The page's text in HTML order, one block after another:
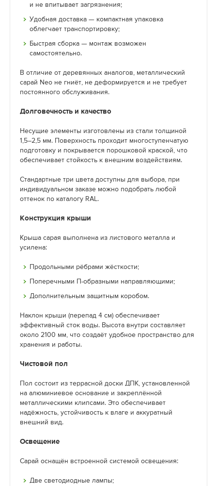
и не впитывает загрязнения;
Удобная доставка — компактная упаковка
облегчает транспортировку;
Быстрая сборка — монтаж возможен
самостоятельно.
В отличие от деревянных аналогов, металлический
сарай Neo не гниёт, не деформируется и не требует
постоянного обслуживания.
Долговечность и качество
Несущие элементы изготовлены из стали толщиной
1,5–2,5 мм. Поверхность проходит многоступенчатую
подготовку и покрывается порошковой краской, что
обеспечивает стойкость к внешним воздействиям.
Стандартные три цвета доступны для выбора, при
индивидуальном заказе можно подобрать любой
оттенок по каталогу RAL.
Конструкция крыши
Крыша сарая выполнена из листового металла и
усилена:
Продольными рёбрами жёсткости;
Поперечными П-образными направляющими;
Дополнительным защитным коробом.
Наклон крыши (перепад 4 см) обеспечивает
эффективный сток воды. Высота внутри составляет
около 2100 мм, что создаёт удобное пространство для
хранения и работы.
Чистовой пол
Пол состоит из террасной доски ДПК, установленной
на алюминиевое основание и закреплённой
металлическими клипсами. Это обеспечивает
надёжность, устойчивость к влаге и аккуратный
внешний вид.
Освещение
Сарай оснащён встроенной системой освещения:
Две светодиодные лампы;